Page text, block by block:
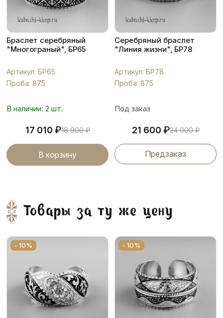
Браслет серебряный
"Многограный", БР65
Артикул: БР65
Проба: 875
В наличии: 2 шт.
17 010 ₽18 900₽
В корзину
Серебряный браслет
"Линия жизни", БР78
Артикул: БР78
Проба: 875
Под заказ
21 600 ₽24 000₽
Предзаказ
Товары за ту же цену
- 10% - 10%